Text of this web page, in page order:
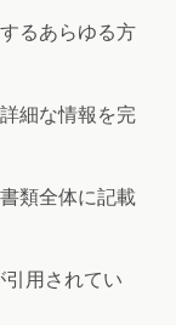
るあらゆる方
細な情報を完
類全体に記載
用されてい